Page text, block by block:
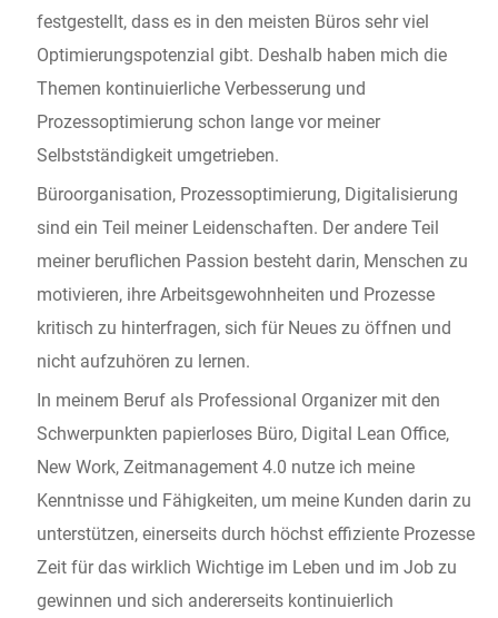
festgestellt, dass es in den meisten Büros sehr viel
Optimierungspotenzial gibt. Deshalb haben mich die
Themen kontinuierliche Verbesserung und
Prozessoptimierung schon lange vor meiner
Selbstständigkeit umgetrieben.
Büroorganisation, Prozessoptimierung, Digitalisierung
sind ein Teil meiner Leidenschaften. Der andere Teil
meiner beruflichen Passion besteht darin, Menschen zu
motivieren, ihre Arbeitsgewohnheiten und Prozesse
kritisch zu hinterfragen, sich für Neues zu öffnen und
nicht aufzuhören zu lernen.
In meinem Beruf als Professional Organizer mit den
Schwerpunkten papierloses Büro, Digital Lean Office,
New Work, Zeitmanagement 4.0 nutze ich meine
Kenntnisse und Fähigkeiten, um meine Kunden darin zu
unterstützen, einerseits durch höchst effiziente Prozesse
Zeit für das wirklich Wichtige im Leben und im Job zu
gewinnen und sich andererseits kontinuierlich